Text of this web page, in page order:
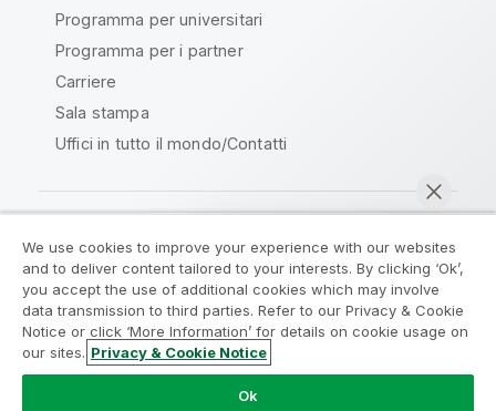
Programma per universitari
Programma per i partner
Carriere
Sala stampa
Uffici in tutto il mondo/Contatti
Qlik Community
Contratti
Termini del prodotto
Legal Policies
Note Legali
Termini di utilizzo
Marchi
Do Not Share My Info
Copyright © 1993-2026 QlikTech International AB. Tutti i
We use cookies to improve your experience with our websites
and to deliver content tailored to your interests. By clicking ‘Ok’,
you accept the use of additional cookies which may involve
data transmission to third parties. Refer to our Privacy & Cookie
Notice or click ‘More Information’ for details on cookie usage on
our sites. Privacy & Cookie Notice
Ok